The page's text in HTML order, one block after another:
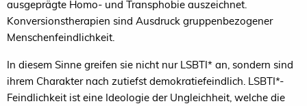
ausgeprägte Homo- und Transphobie auszeichnet.
Konversionstherapien sind Ausdruck gruppenbezogener
Menschenfeindlichkeit.
In diesem Sinne greifen sie nicht nur LSBTI* an, sondern sind
ihrem Charakter nach zutiefst demokratiefeindlich. LSBTI*-
Feindlichkeit ist eine Ideologie der Ungleichheit, welche die